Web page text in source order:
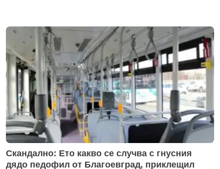
Скандално: Ето какво се случва с гнусния
дядо педофил от Благоевград, приклещил